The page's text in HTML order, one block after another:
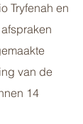
Tryfenah en
van de
14